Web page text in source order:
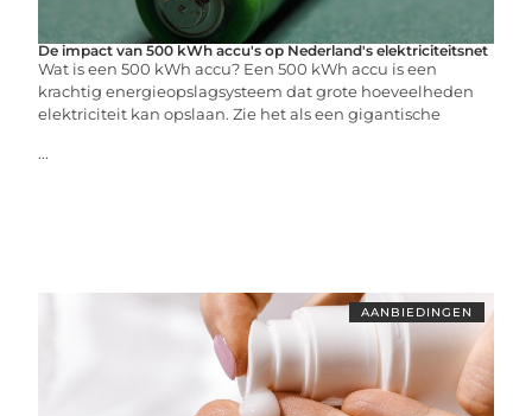
De impact van 500 kWh accu's op Nederland's elektriciteitsnet
Wat is een 500 kWh accu? Een 500 kWh accu is een
krachtig energieopslagsysteem dat grote hoeveelheden
elektriciteit kan opslaan. Zie het als een gigantische
...
AANBIEDINGEN